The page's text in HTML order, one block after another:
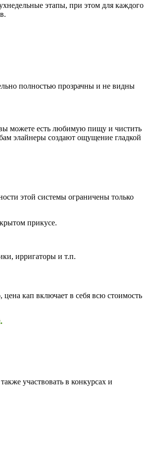
этапы, при этом для каждого
полностью прозрачны и не видны
можете есть любимую пищу и чистить
элайнеры создают ощущение гладкой
этой системы ограничены только
прикусе.
ирригаторы и т.п.
кап включает в себя всю стоимость
участвовать в конкурсах и